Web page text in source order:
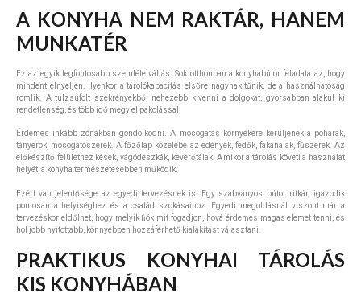
A KONYHA NEM RAKTÁR, HANEM
MUNKATÉR
Ez az egyik legfontosabb szemléletváltás. Sok otthonban a konyhabútor feladata az, hogy
mindent elnyeljen. Ilyenkor a tárolókapacitás elsőre nagynak tűnik, de a használhatóság
romlik. A túlzsúfolt szekrényekből nehezebb kivenni a dolgokat, gyorsabban alakul ki
rendetlenség, és több idő megy el pakolással.
Érdemes inkább zónákban gondolkodni. A mosogatás környékére kerüljenek a poharak,
tányérok, mosogatószerek. A főzőlap közelébe az edények, fedők, fakanalak, fűszerek. Az
előkészítő felülethez kések, vágódeszkák, keverőtálak. Amikor a tárolás követi a használat
helyét, a konyha természetesebben működik.
Ezért van jelentősége az egyedi tervezésnek is. Egy szabványos bútor ritkán igazodik
pontosan a helyiséghez és a család szokásaihoz. Egyedi megoldásnál viszont már a
tervezéskor eldőlhet, hogy melyik fiók mit fogadjon, hová érdemes magas elemet tenni, és
hol jobb nyitottabb, könnyebben hozzáférhető kialakítást választani.
PRAKTIKUS KONYHAI TÁROLÁS
KIS KONYHÁBAN